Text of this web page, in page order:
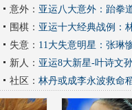
意外： 亚运八大意外：跆拳
围棋： 亚运十大经典战例：
失意： 11大失意明星：张琳
新人： 亚运8大新星-叶诗文
社区： 林丹或成李永波救命